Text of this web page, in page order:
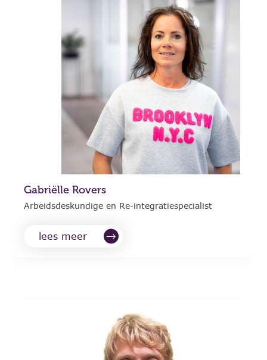
Gabriëlle Rovers
Arbeidsdeskundige en Re-integratiespecialist
lees meer